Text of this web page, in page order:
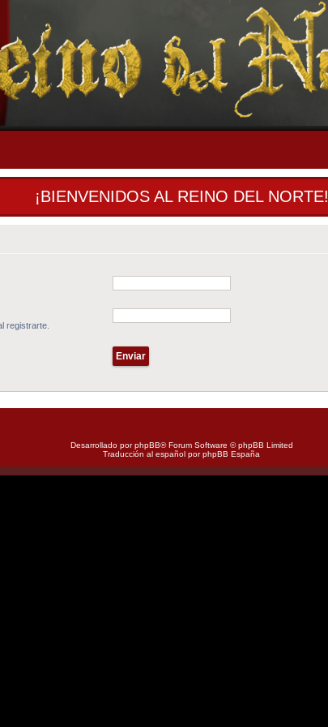
¡BIENVENIDOS AL REINO DEL NORTE!
registrarte.
Desarrollado porphpBB® Forum Software © phpBB Limited
Traducción al español porphpBB España